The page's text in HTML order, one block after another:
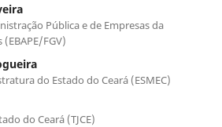
Pública e de Empresas da
FGV)
do Estado do Ceará (ESMEC)
do Ceará (TJCE)